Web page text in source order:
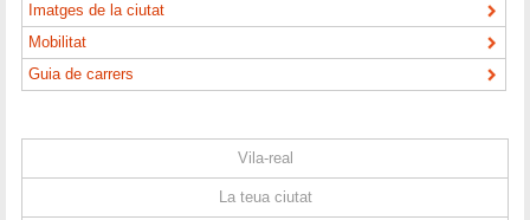
Imatges de la ciutat
Mobilitat
Guia de carrers
Vila-real
La teua ciutat